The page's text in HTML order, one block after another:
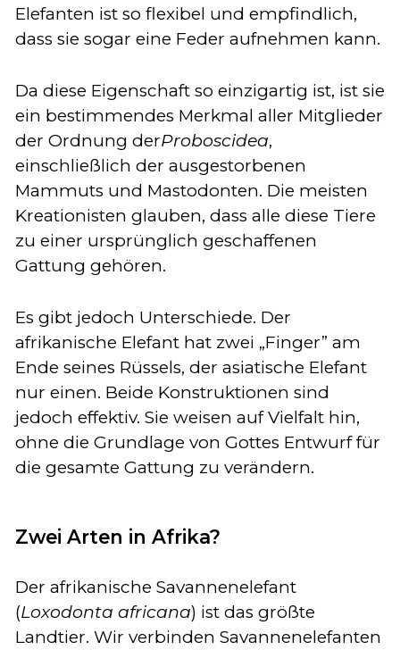
Elefanten ist so flexibel und empfindlich,
dass sie sogar eine Feder aufnehmen kann.
Da diese Eigenschaft so einzigartig ist, ist sie
ein bestimmendes Merkmal aller Mitglieder
der Ordnung derProboscidea,
einschließlich der ausgestorbenen
Mammuts und Mastodonten. Die meisten
Kreationisten glauben, dass alle diese Tiere
zu einer ursprünglich geschaffenen
Gattung gehören.
Es gibt jedoch Unterschiede. Der
afrikanische Elefant hat zwei „Finger” am
Ende seines Rüssels, der asiatische Elefant
nur einen. Beide Konstruktionen sind
jedoch effektiv. Sie weisen auf Vielfalt hin,
ohne die Grundlage von Gottes Entwurf für
die gesamte Gattung zu verändern.
Zwei Arten in Afrika?
Der afrikanische Savannenelefant
(Loxodonta africana) ist das größte
Landtier. Wir verbinden Savannenelefanten